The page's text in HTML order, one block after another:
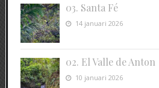
03. Santa Fé
14 januari 2026
02. El Valle de Anton
10 januari 2026